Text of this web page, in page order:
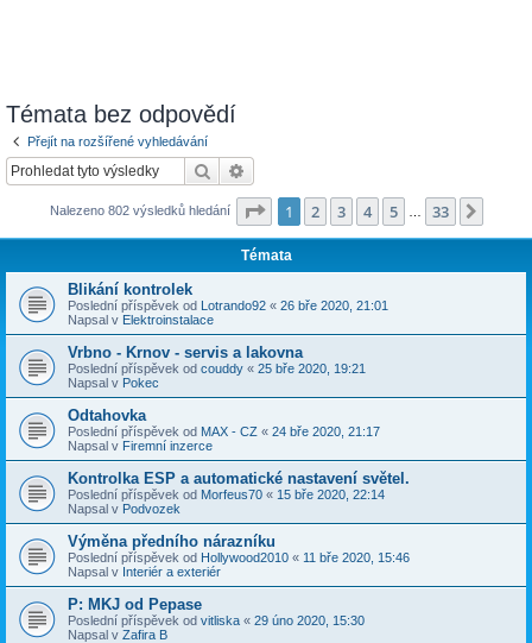
Témata bez odpovědí
Přejít na rozšířené vyhledávání
Hledat
Nalezeno 802 výsledků hledání Stránka z 33
1 2 3 4 5 33
Témata
Blikání kontrolek
Poslední příspěvek od Lotrando92 « 26 bře 2020, 21:01
Napsal v Elektroinstalace
Vrbno - Krnov - servis a lakovna
Poslední příspěvek od couddy « 25 bře 2020, 19:21
Napsal v Pokec
Odtahovka
Poslední příspěvek od MAX - CZ « 24 bře 2020, 21:17
Napsal v Firemní inzerce
Kontrolka ESP a automatické nastavení světel.
Poslední příspěvek od Morfeus70 « 15 bře 2020, 22:14
Napsal v Podvozek
Výměna předního nárazníku
Poslední příspěvek od Hollywood2010 « 11 bře 2020, 15:46
Napsal v Interiér a exteriér
P: MKJ od Pepase
Poslední příspěvek od vitliska « 29 úno 2020, 15:30
Napsal v Zafira B